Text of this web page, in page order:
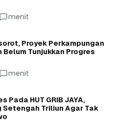
menit
Proyek Perkampungan
Belum Tunjukkan Progres
menit
Pada HUT GRIB JAYA,
Setengah Triliun Agar Tak